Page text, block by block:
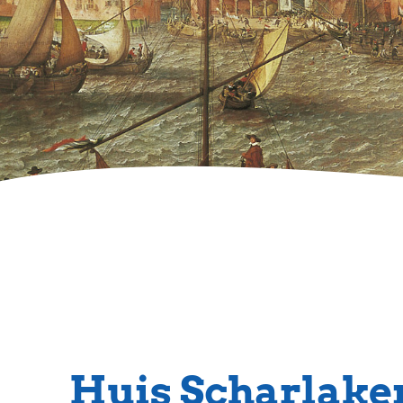
Huis